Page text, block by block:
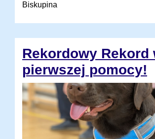
Biskupina
Rekordowy Rekord
pierwszej pomocy!